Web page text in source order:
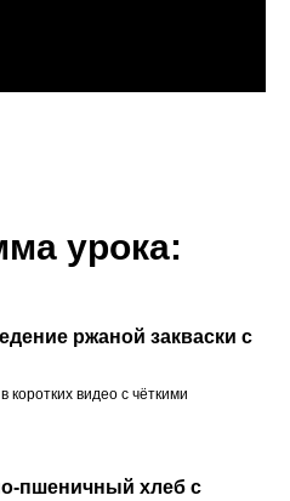
урока:
ржаной закваски с
коротких видео с чёткими
пшеничный хлеб с